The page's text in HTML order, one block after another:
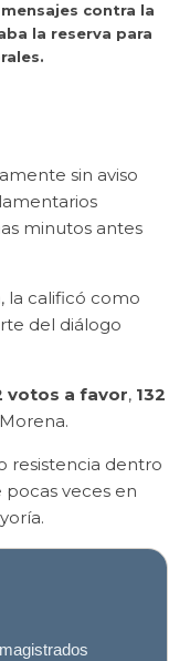
contra la
la reserva para
sin aviso
minutos antes
, la calificó como
del diálogo
votos a favor, 132
resistencia dentro
pocas veces en